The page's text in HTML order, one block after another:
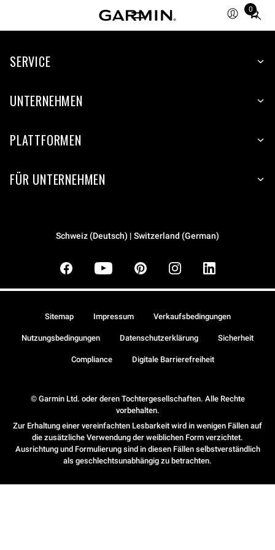
0
Total
items
cart:
SERVICE
UNTERNEHMEN
PLATTFORMEN
FÜR UNTERNEHMEN
Schweiz (Deutsch) | Switzerland (German)
© Garmin Ltd. oder deren Tochtergesellschaften. Alle Rechte
vorbehalten.
Zur Erhaltung einer vereinfachten Lesbarkeit wird in wenigen Fällen auf
die zusätzliche Verwendung der weiblichen Form verzichtet.
Ausrichtung und Formulierung sind in diesen Fällen selbstverständlich
als geschlechtsunabhängig zu betrachten.
Sitemap Impressum Verkaufsbedingungen
Nutzungsbedingungen Datenschutzerklärung Sicherheit
Compliance Digitale Barrierefreiheit